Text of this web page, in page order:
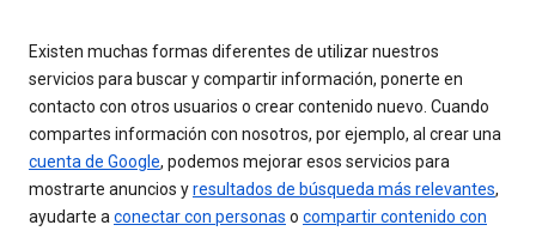
Existen muchas formas diferentes de utilizar nuestros
servicios para buscar y compartir información, ponerte en
contacto con otros usuarios o crear contenido nuevo. Cuando
compartes información con nosotros, por ejemplo, al crear una
cuenta de Google, podemos mejorar esos servicios para
mostrarte anuncios yresultados de búsqueda más relevantes,
ayudarte aconectar con personas o compartir contenido con